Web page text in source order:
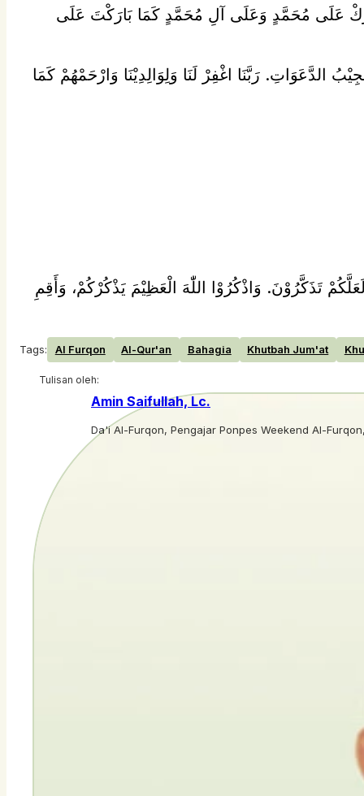
عَلَى مُحَمَّدٍ وَعَلَى آلِ مُحَمَّدٍ كَمَا بَارَكْتَ عَلَى
الدَّعَوَاتِ. رَبَّنَا اغْفِرْ لَنَا وَلِوَالِدِيْنَا وَارْحَمْهُمْ كَمَا
تَذَكَّرُوْنَ. وَاذْكُرُوْا اللّٰهَ الْعَظِيْمَ يَذْكُرْكُمْ، وَأَقِمِ
Tags: Al Furqon Al-Qur'an Bahagia Khutbah Jum'at
Tulisan oleh:
Amin Saifullah, Lc.
Da'i Al-Furqon, Pengajar Ponpes Weekend Al-